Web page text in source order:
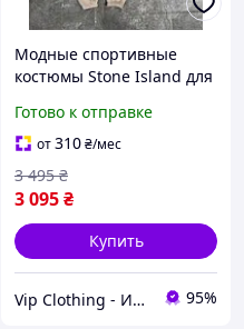
Модные спортивные
костюмы Stone Island для
костюм Стон Айленд на
каждый день, Базовый
бежевый комплект
Готово к отправке
от310₴/мес
3 095₴
3 495 ₴
Купить
Vip Clothing - Интернет магазин брендовой одежды 95%